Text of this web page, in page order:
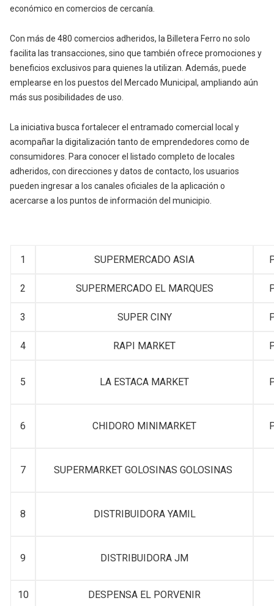
económico en comercios de cercanía.
Con más de 480 comercios adheridos, la Billetera Ferro no solo
facilita las transacciones, sino que también ofrece promociones y
beneficios exclusivos para quienes la utilizan. Además, puede
emplearse en los puestos del Mercado Municipal, ampliando aún
más sus posibilidades de uso.
La iniciativa busca fortalecer el entramado comercial local y
acompañar la digitalización tanto de emprendedores como de
consumidores. Para conocer el listado completo de locales
adheridos, con direcciones y datos de contacto, los usuarios
pueden ingresar a los canales oficiales de la aplicación o
acercarse a los puntos de información del municipio.
1 SUPERMERCADO ASIA
2 SUPERMERCADO EL MARQUES
3 SUPER CINY
4 RAPI MARKET
5 LA ESTACA MARKET
6 CHIDORO MINIMARKET
7 SUPERMARKET GOLOSINAS GOLOSINAS
8 DISTRIBUIDORA YAMIL
9 DISTRIBUIDORA JM
10 DESPENSA EL PORVENIR